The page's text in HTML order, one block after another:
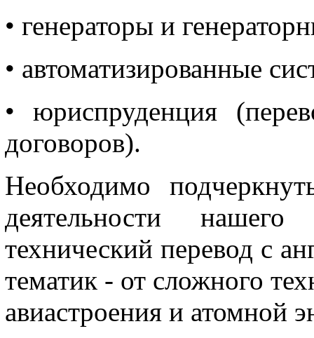
• генераторы и
• автоматизированные
• юриспруденция
договоров).
Необходимо
деятельности
технический перевод с
тематик - от сложного
авиастроения и атомной